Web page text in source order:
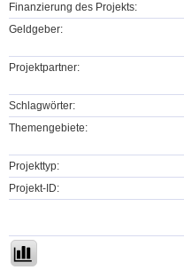
Finanzierung des Projekts:
Geldgeber:
Projektpartner:
Schlagwörter:
Themengebiete:
Projekttyp:
Projekt-ID: